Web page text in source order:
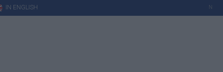
IN ENGLISH N